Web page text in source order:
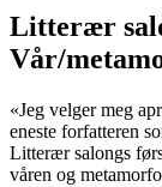
Litterær
Vår/
«Jeg velger meg
eneste forfatteren
Litterær salongs
våren og